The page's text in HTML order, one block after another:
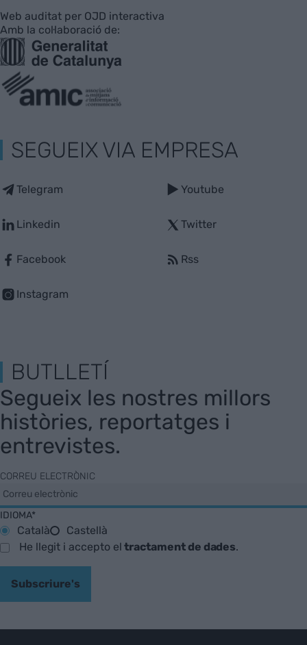
Web auditat per OJD interactiva
Amb la col·laboració de:
SEGUEIX VIA EMPRESA
Telegram
Linkedin
Facebook
Instagram
Youtube
Twitter
Rss
BUTLLETÍ
Segueix les nostres millors
històries, reportatges i
entrevistes.
CORREU ELECTRÒNIC
IDIOMA*
Català
Castellà
He llegit i accepto eltractament de dades.
Subscriure's